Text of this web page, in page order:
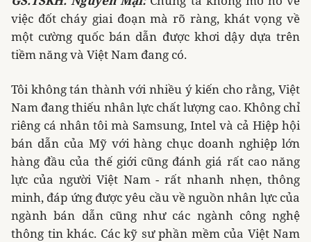
việc đốt cháy giai đoạn mà rõ ràng, khát vọng về
một cường quốc bán dẫn được khơi dậy dựa trên
tiềm năng và Việt Nam đang có.
Tôi không tán thành với nhiều ý kiến cho rằng, Việt
Nam đang thiếu nhân lực chất lượng cao. Không chỉ
riêng cá nhân tôi mà Samsung, Intel và cả Hiệp hội
bán dẫn của Mỹ với hàng chục doanh nghiệp lớn
hàng đầu của thế giới cũng đánh giá rất cao năng
lực của người Việt Nam - rất nhanh nhẹn, thông
minh, đáp ứng được yêu cầu về nguồn nhân lực của
ngành bán dẫn cũng như các ngành công nghệ
thông tin khác. Các kỹ sư phần mềm của Việt Nam